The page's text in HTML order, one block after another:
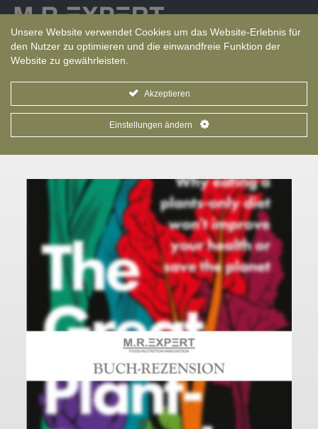
Unsere Website verwendet Cookies um das Website-Erlebnis für
den Nutzer zu optimieren und die einwandfreie Funktion der
Website zu gewährleisten.
Akzeptieren
Einstellungen ändern